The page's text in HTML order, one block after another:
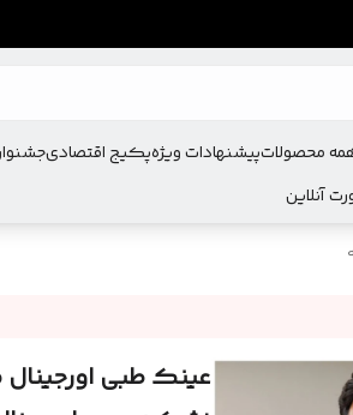
محصولاتپیشنهادات ویژهپکیج اقتصادی
آنلاین